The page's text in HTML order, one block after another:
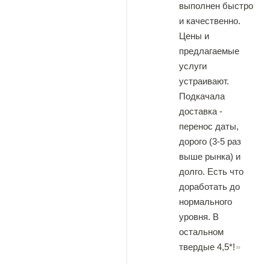
выполнен быстро
и качественно.
Цены и
предлагаемые
услуги
устраивают.
Подкачала
доставка -
перенос даты,
дорого (3-5 раз
выше рынка) и
долго. Есть что
доработать до
нормального
уровня. В
остальном
твердые 4,5*!